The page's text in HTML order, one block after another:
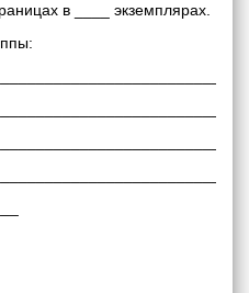
в ____ экземплярах.